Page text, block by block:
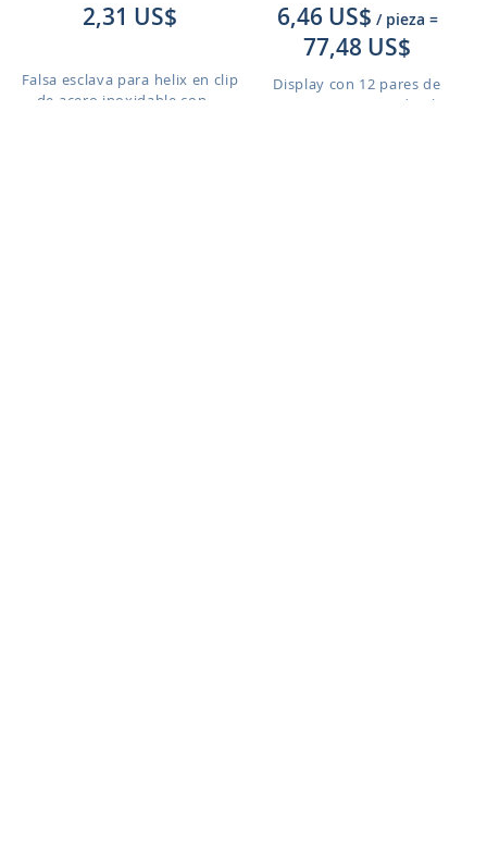
2,31 US$
Falsa esclava para helix en clip
de acero inoxidable con ...
6,46 US$ / pieza =
77,48 US$
Display con 12 pares de
piercings para oreja de plata